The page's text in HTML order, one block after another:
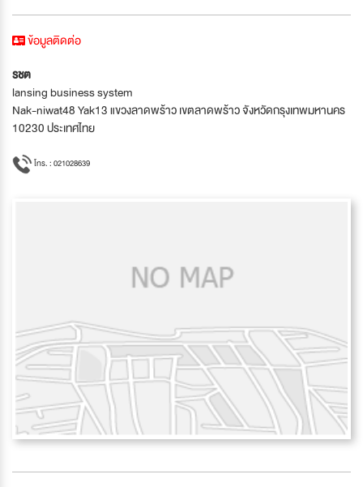
ข้อมูลติดต่อ
รชต
lansing business system
Nak-niwat48 Yak13 แขวงลาดพร้าว เขตลาดพร้าว จังหวัดกรุงเทพมหานคร
10230 ประเทศไทย
โทร. : 021028639